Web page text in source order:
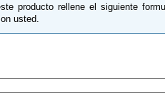
producto rellene el siguiente
usted.